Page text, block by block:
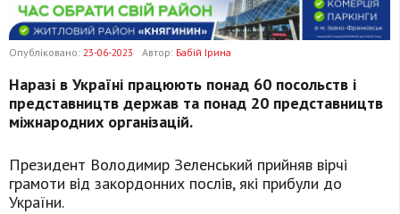
Опубліковано: 23-06-2023 Автор: Бабій Ірина
Наразі в Україні працюють понад 60 посольств і
представництв держав та понад 20 представництв
міжнародних організацій.
Президент Володимир Зеленський прийняв вірчі
грамоти від закордонних послів, які прибули до
України.